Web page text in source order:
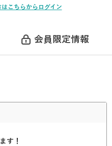
こちらからログイン
会員限定情報
す！